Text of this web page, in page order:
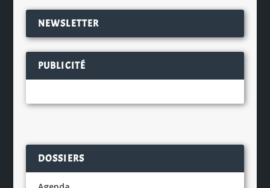
NEWSLETTER
PUBLICITÉ
DOSSIERS